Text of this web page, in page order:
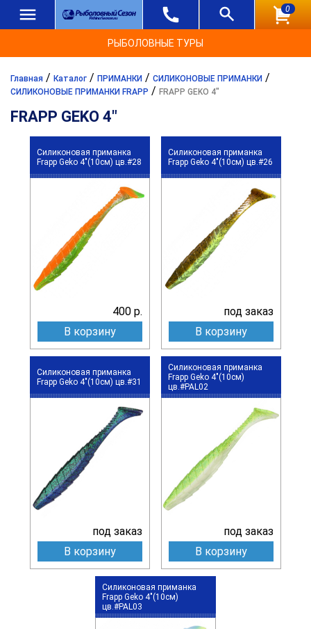
0
РЫБОЛОВНЫЕ ТУРЫ
Главная / Каталог / ПРИМАНКИ / СИЛИКОНОВЫЕ ПРИМАНКИ /
СИЛИКОНОВЫЕ ПРИМАНКИ FRAPP / FRAPP GEKO 4"
FRAPP GEKO 4"
Силиконовая приманка
Frapp Geko 4"(10см) цв.#28
400 р.
В корзину
Силиконовая приманка
Frapp Geko 4"(10см) цв.#26
под заказ
В корзину
Силиконовая приманка
Frapp Geko 4"(10см) цв.#31
под заказ
В корзину
Силиконовая приманка
Frapp Geko 4"(10см)
цв.#PAL02
под заказ
В корзину
Силиконовая приманка
Frapp Geko 4"(10см)
цв.#PAL03